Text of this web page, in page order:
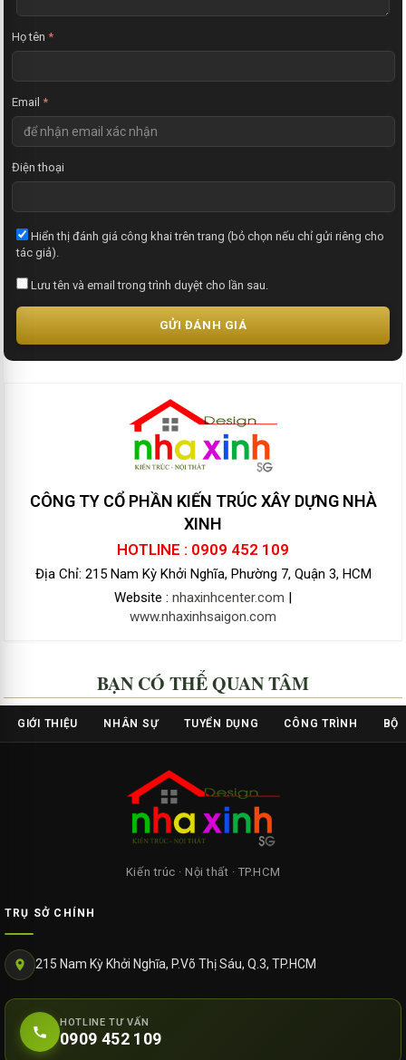
Họ tên *
Email *
Điện thoại
Hiển thị đánh giá công khai trên trang (bỏ chọn nếu chỉ gửi riêng cho
tác giả).
Lưu tên và email trong trình duyệt cho lần sau.
GỬI ĐÁNH GIÁ
CÔNG TY CỔ PHẦN KIẾN TRÚC XÂY DỰNG NHÀ
XINH
HOTLINE : 0909 452 109
Địa Chỉ: 215 Nam Kỳ Khởi Nghĩa, Phường 7, Quận 3, HCM
Website : nhaxinhcenter.com |
www.nhaxinhsaigon.com
BẠN CÓ THỂ QUAN TÂM
GIỚI THIỆU NHÂN SỰ TUYỂN DỤNG CÔNG TRÌNH BỘ
Kiến trúc · Nội thất · TP.HCM
TRỤ SỞ CHÍNH
215 Nam Kỳ Khởi Nghĩa, P.Võ Thị Sáu, Q.3, TP.HCM
HOTLINE TƯ VẤN
0909 452 109